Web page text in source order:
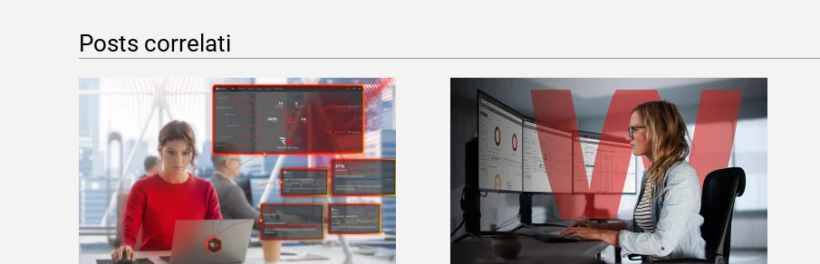
Posts correlati